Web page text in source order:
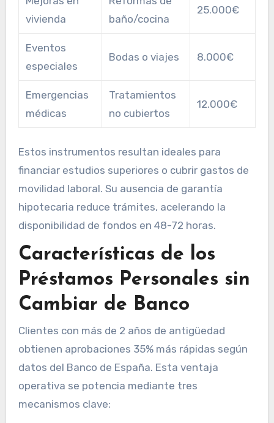
vivienda
baño/cocina
25.000€
Eventos
especiales
Bodas o viajes 8.000€
Emergencias
médicas
Tratamientos
no cubiertos
12.000€
Estos instrumentos resultan ideales para
financiar estudios superiores o cubrir gastos de
movilidad laboral. Su ausencia de garantía
hipotecaria reduce trámites, acelerando la
disponibilidad de fondos en 48-72 horas.
Características de los
Préstamos Personales sin
Cambiar de Banco
Clientes con más de 2 años de antigüedad
obtienen aprobaciones 35% más rápidas según
datos del Banco de España. Esta ventaja
operativa se potencia mediante tres
mecanismos clave: